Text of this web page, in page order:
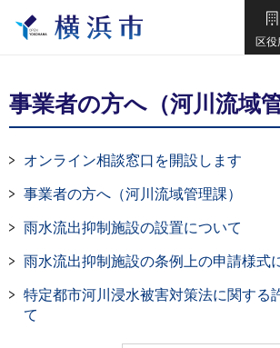
区役
事業者の方へ（河川流域管
オンライン相談窓口を開設します
事業者の方へ（河川流域管理課）
雨水流出抑制施設の設置について
雨水流出抑制施設の条例上の申請様式
特定都市河川浸水被害対策法に関する
て